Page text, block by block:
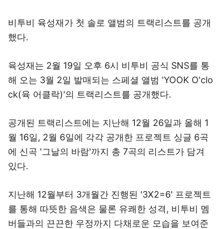
비투비 육성재가 첫 솔로 앨범의 트랙리스트를 공개
했다.
육성재는 2월 19일 오후 6시 비투비 공식 SNS를 통
해 오는 3월 2일 발매되는 스페셜 앨범 'YOOK O'clo
ck(육 어클락)'의 트랙리스트를 공개했다.
공개된 트랙리스트에는 지난해 12월 26일과 올해 1
월 16일, 2월 6일에 각각 공개한 프로젝트 싱글 6곡
에 신곡 '그날의 바람'까지 총 7곡의 리스트가 담겨
있다.
지난해 12월부터 3개월간 진행된 '3X2=6' 프로젝트
를 통해 따뜻한 음색은 물론 유쾌한 성격, 비투비 멤
버들과의 끈끈한 우정까지 다채로운 모습을 보여준